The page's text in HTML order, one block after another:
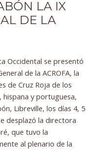
LA IX
DE LA
Occidental se presentó
de la ACROFA, la
de Cruz Roja de los
hispana y portuguesa,
Libreville, los días 4, 5
desplazó la directora
que tuvo la
al plenario de la